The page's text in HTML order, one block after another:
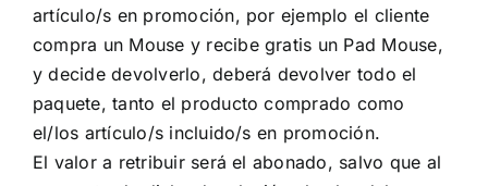
artículo/s en promoción, por ejemplo el cliente
compra un Mouse y recibe gratis un Pad Mouse,
y decide devolverlo, deberá devolver todo el
paquete, tanto el producto comprado como
el/los artículo/s incluido/s en promoción.
El valor a retribuir será el abonado, salvo que al